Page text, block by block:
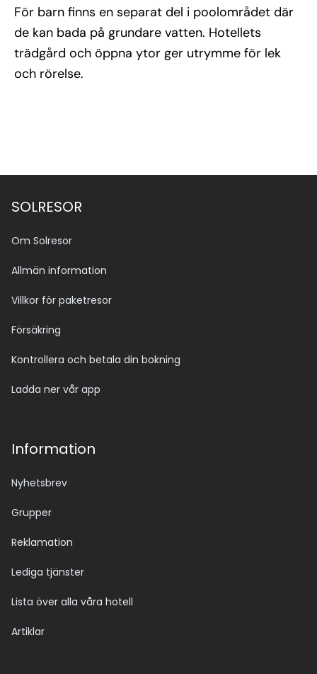
För barn finns en separat del i poolområdet där
de kan bada på grundare vatten. Hotellets
trädgård och öppna ytor ger utrymme för lek
och rörelse.
SOLRESOR
Om Solresor
Allmän information
Villkor för paketresor
Försäkring
Kontrollera och betala din bokning
Ladda ner vår app
Information
Nyhetsbrev
Grupper
Reklamation
Lediga tjänster
Lista över alla våra hotell
Artiklar